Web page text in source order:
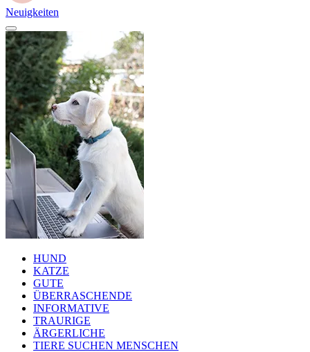
Neuigkeiten
HUND
KATZE
GUTE
ÜBERRASCHENDE
INFORMATIVE
TRAURIGE
ÄRGERLICHE
TIERE SUCHEN MENSCHEN